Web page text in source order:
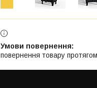
повернення товару